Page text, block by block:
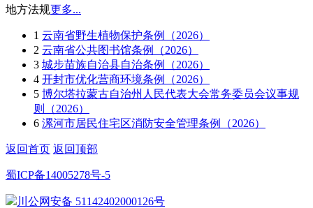
地方法规更多...
1 云南省野生植物保护条例（2026）
2 云南省公共图书馆条例（2026）
3 城步苗族自治县自治条例（2026）
4 开封市优化营商环境条例（2026）
5 博尔塔拉蒙古自治州人民代表大会常务委员会议事规
则（2026）
6 漯河市居民住宅区消防安全管理条例（2026）
返回首页 返回顶部
蜀ICP备14005278号-5
川公网安备 51142402000126号